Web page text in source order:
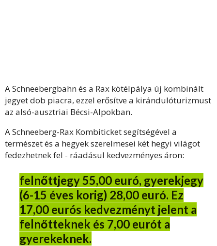
A Schneebergbahn és a Rax kötélpálya új kombinált
jegyet dob piacra, ezzel erősítve a kirándulóturizmust
az alsó-ausztriai Bécsi-Alpokban.
A Schneeberg-Rax Kombiticket segítségével a
természet és a hegyek szerelmesei két hegyi világot
fedezhetnek fel - ráadásul kedvezményes áron:
felnőttjegy 55,00 euró, gyerekjegy
(6-15 éves korig) 28,00 euró. Ez
17,00 eurós kedvezményt jelent a
felnőtteknek és 7,00 eurót a
gyerekeknek.